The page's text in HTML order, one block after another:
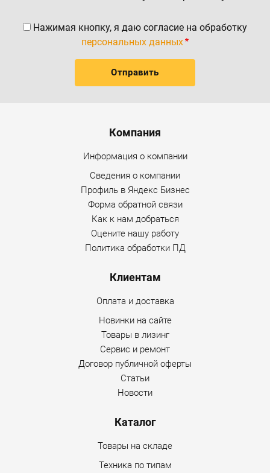
Нажимая кнопку, я даю согласие на обработку
персональных данных
Компания
Информация о компании
Сведения о компании
Профиль в Яндекс Бизнес
Форма обратной связи
Как к нам добраться
Оцените нашу работу
Политика обработки ПД
Клиентам
Оплата и доставка
Новинки на сайте
Товары в лизинг
Сервис и ремонт
Договор публичной оферты
Статьи
Новости
Каталог
Товары на складе
Техника по типам